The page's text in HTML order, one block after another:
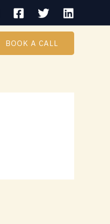
BOOK A CALL